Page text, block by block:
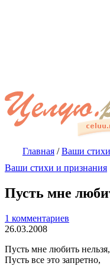
Главная /Ваши
Ваши стихи и признания
Пусть мне
1 комментариев
26.03.2008
Пусть мне любить нельзя,
Пусть все это запретно,